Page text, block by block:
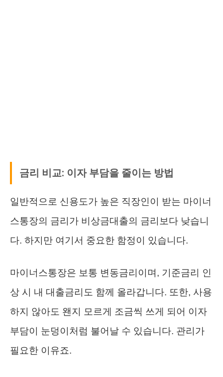
금리 비교: 이자 부담을 줄이는 방법
일반적으로 신용도가 높은 직장인이 받는 마이너
스통장의 금리가 비상금대출의 금리보다 낮습니
다. 하지만 여기서 중요한 함정이 있습니다.
마이너스통장은 보통 변동금리이며, 기준금리 인
상 시 내 대출금리도 함께 올라갑니다. 또한, 사용
하지 않아도 왠지 모르게 조금씩 쓰게 되어 이자
부담이 눈덩이처럼 불어날 수 있습니다. 관리가
필요한 이유죠.